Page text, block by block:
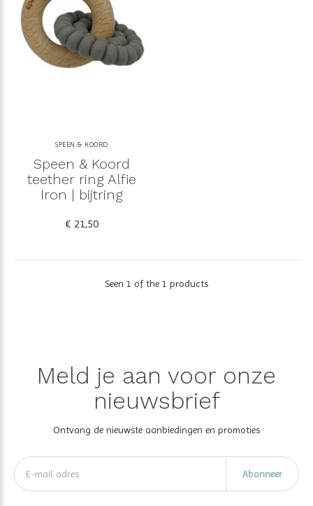
SPEEN & KOORD
Speen & Koord
teether ring Alfie
Iron | bijtring
€ 21,50
Seen 1 of the 1 products
Meld je aan voor onze
nieuwsbrief
Ontvang de nieuwste aanbiedingen en promoties
Abonneer